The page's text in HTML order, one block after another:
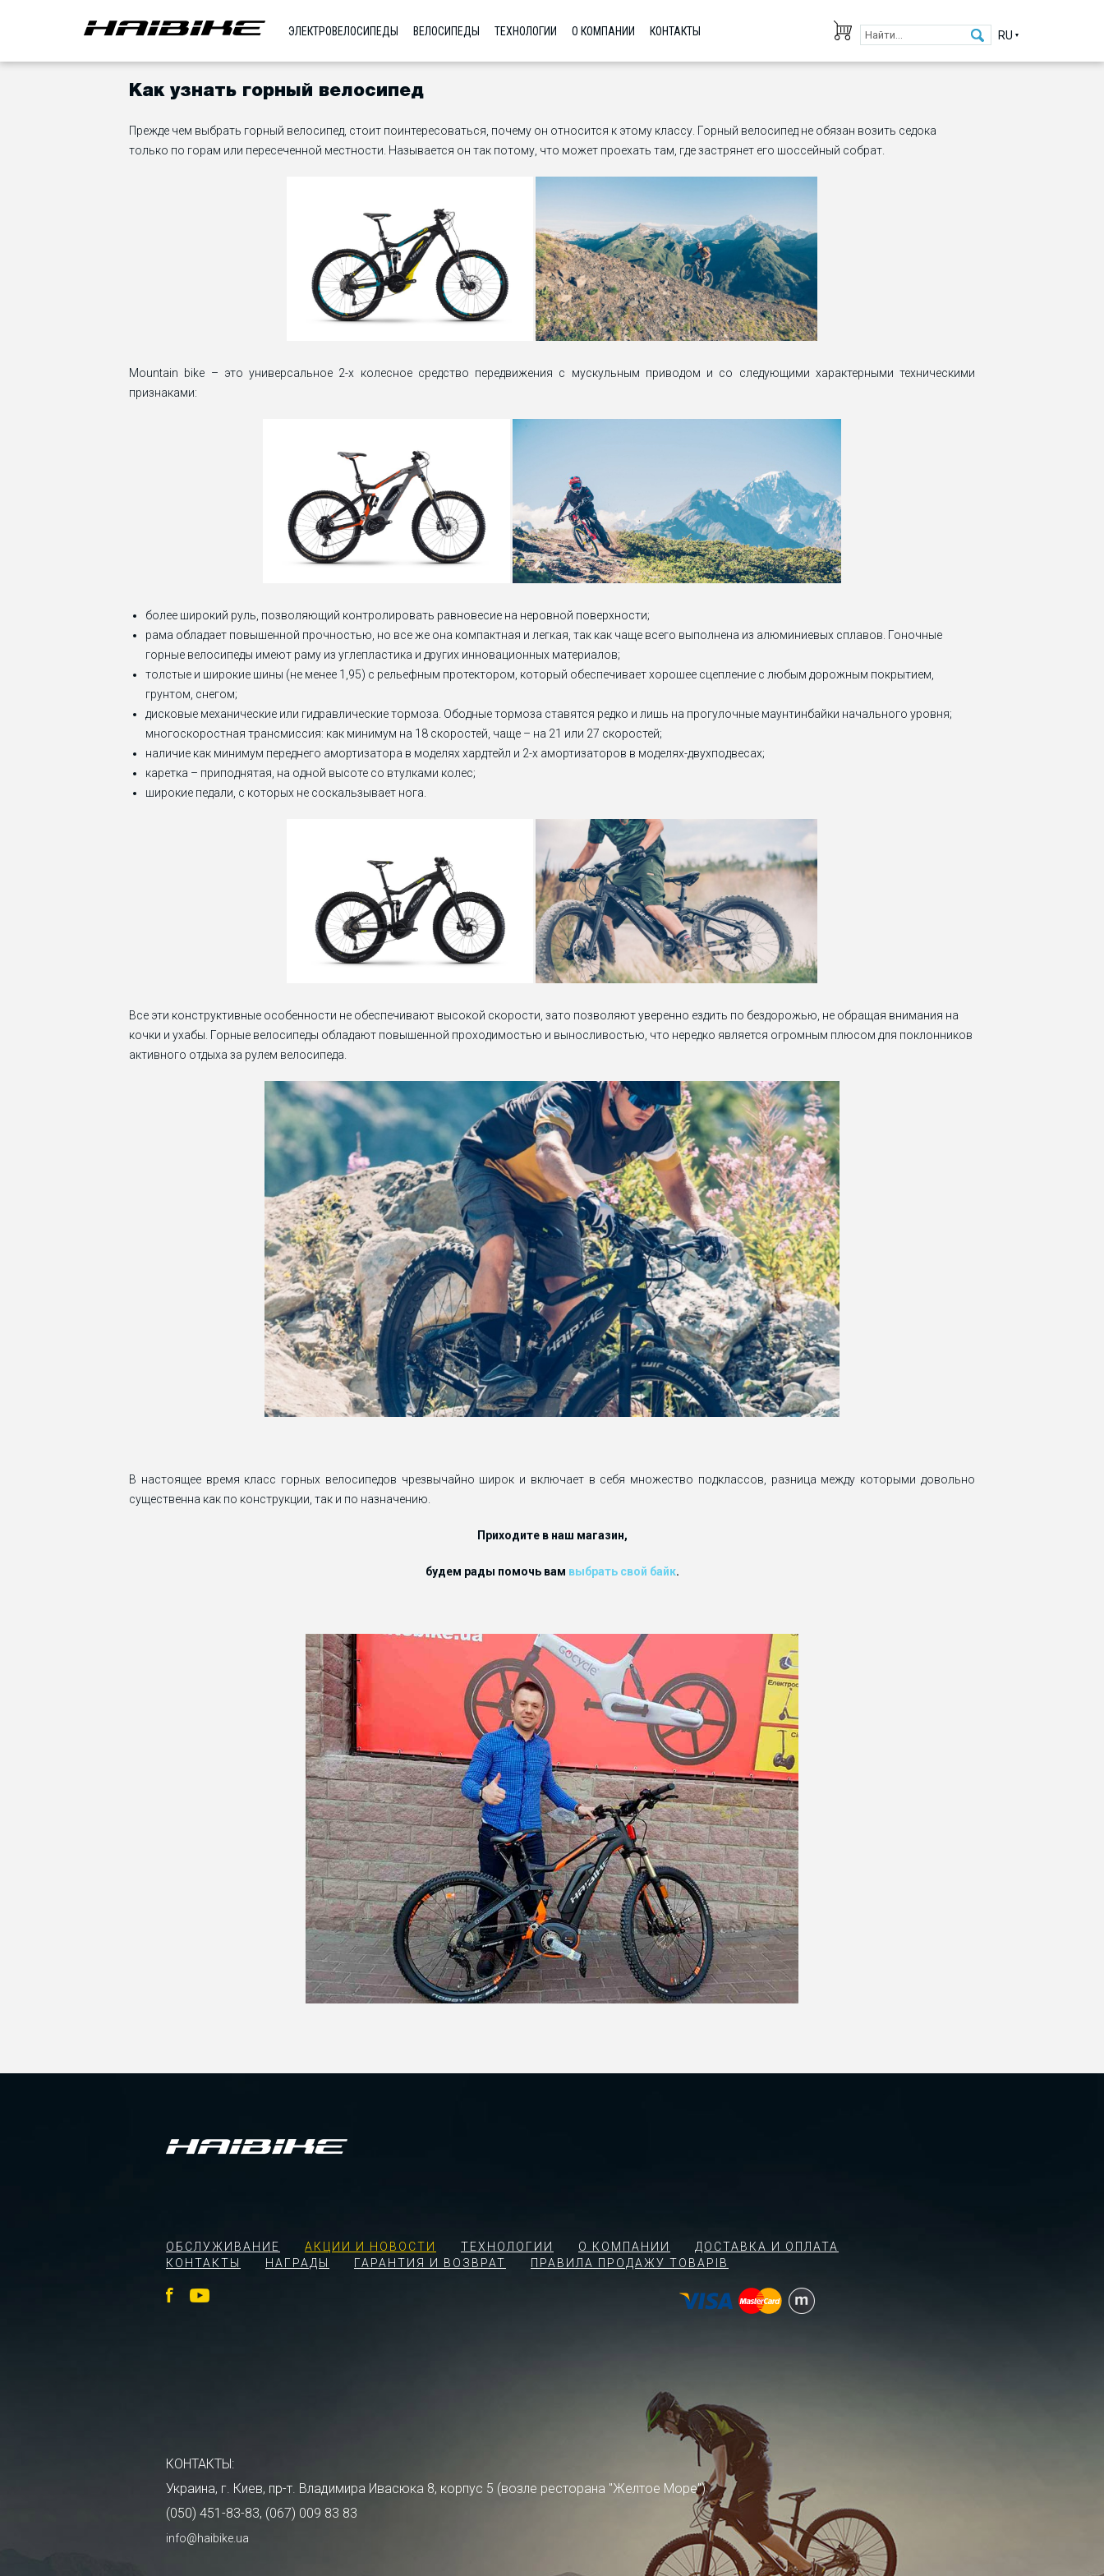
ЭЛЕКТРОВЕЛОСИПЕДЫ ВЕЛОСИПЕДЫ ТЕХНОЛОГИИ О КОМПАНИИ КОНТАКТЫ RU
Как узнать горный велосипед
Прежде чем выбрать горный велосипед, стоит поинтересоваться, почему он относится к этому классу. Горный велосипед не обязан возить седока
только по горам или пересеченной местности. Называется он так потому, что может проехать там, где застрянет его шоссейный собрат.
Mountain bike – это универсальное 2-х колесное средство передвижения с мускульным приводом и со следующими характерными техническими
признаками:
более широкий руль, позволяющий контролировать равновесие на неровной поверхности;
рама обладает повышенной прочностью, но все же она компактная и легкая, так как чаще всего выполнена из алюминиевых сплавов. Гоночные
горные велосипеды имеют раму из углепластика и других инновационных материалов;
толстые и широкие шины (не менее 1,95) с рельефным протектором, который обеспечивает хорошее сцепление с любым дорожным покрытием,
грунтом, снегом;
дисковые механические или гидравлические тормоза. Ободные тормоза ставятся редко и лишь на прогулочные маунтинбайки начального уровня;
многоскоростная трансмиссия: как минимум на 18 скоростей, чаще – на 21 или 27 скоростей;
наличие как минимум переднего амортизатора в моделях хардтейл и 2-х амортизаторов в моделях-двухподвесах;
каретка – приподнятая, на одной высоте со втулками колес;
широкие педали, с которых не соскальзывает нога.
Все эти конструктивные особенности не обеспечивают высокой скорости, зато позволяют уверенно ездить по бездорожью, не обращая внимания на
кочки и ухабы. Горные велосипеды обладают повышенной проходимостью и выносливостью, что нередко является огромным плюсом для поклонников
активного отдыха за рулем велосипеда.
В настоящее время класс горных велосипедов чрезвычайно широк и включает в себя множество подклассов, разница между которыми довольно
существенна как по конструкции, так и по назначению.
Приходите в наш магазин,
будем рады помочь вам выбрать свой байк.
ОБСЛУЖИВАНИЕ АКЦИИ И НОВОСТИ ТЕХНОЛОГИИ О КОМПАНИИ
ДОСТАВКА И ОПЛАТА
КОНТАКТЫ
НАГРАДЫ ГАРАНТИЯ И ВОЗВРАТ ПРАВИЛА ПРОДАЖУ ТОВАРІВ
КОНТАКТЫ:
Украина, г. Киев, пр-т. Владимира Ивасюка 8, корпус 5 (возле ресторана "Желтое Море")
(050) 451-83-83, (067) 009 83 83
info@haibike.ua